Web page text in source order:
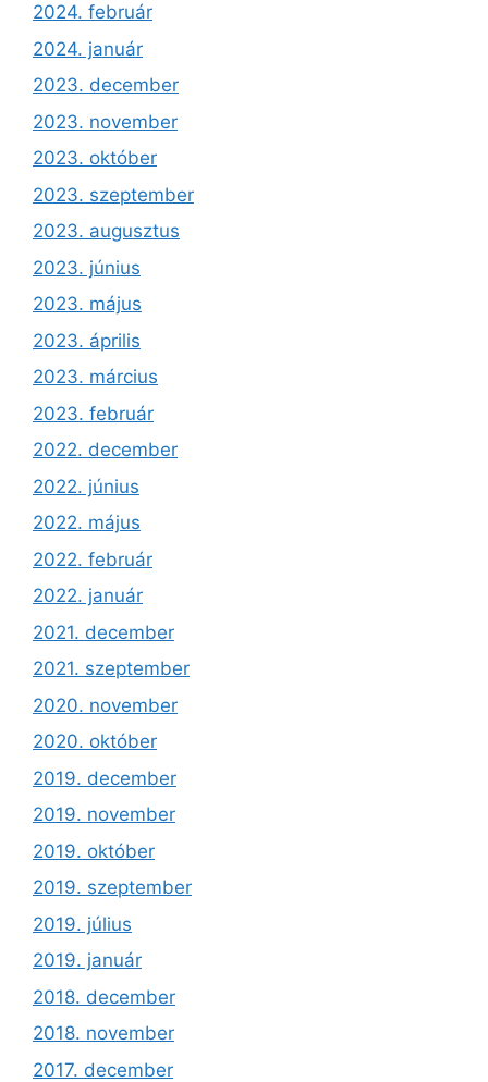
2024. február
2024. január
2023. december
2023. november
2023. október
2023. szeptember
2023. augusztus
2023. június
2023. május
2023. április
2023. március
2023. február
2022. december
2022. június
2022. május
2022. február
2022. január
2021. december
2021. szeptember
2020. november
2020. október
2019. december
2019. november
2019. október
2019. szeptember
2019. július
2019. január
2018. december
2018. november
2017. december